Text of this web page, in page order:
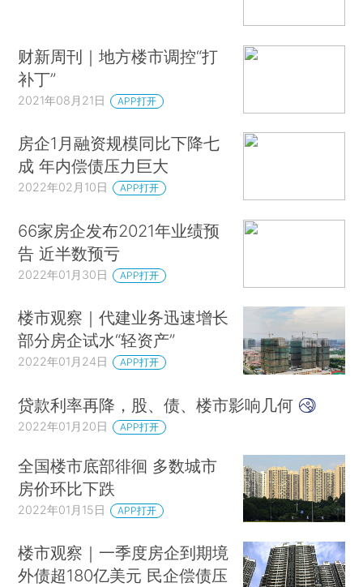
财新周刊｜地方楼市调控“打
补丁”
2021年08月21日 APP打开
房企1月融资规模同比下降七
成 年内偿债压力巨大
2022年02月10日 APP打开
66家房企发布2021年业绩预
告 近半数预亏
2022年01月30日 APP打开
楼市观察｜代建业务迅速增长
部分房企试水“轻资产”
2022年01月24日 APP打开
贷款利率再降，股、债、楼市影响几何
2022年01月20日 APP打开
全国楼市底部徘徊 多数城市
房价环比下跌
2022年01月15日 APP打开
楼市观察｜一季度房企到期境
外债超180亿美元 民企偿债压